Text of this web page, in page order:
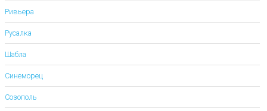
Ривьера
Русалка
Шабла
Синеморец
Созополь